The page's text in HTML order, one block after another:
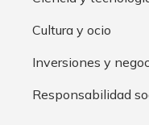
Cultura y ocio
Inversiones y
Responsabilidad